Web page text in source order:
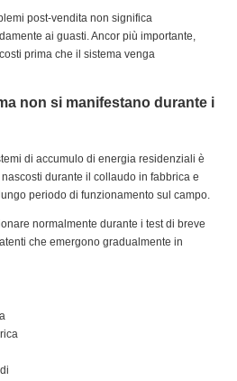
post-vendita non significa
ai guasti. Ancor più importante,
prima che il sistema venga
non si manifestano durante i
di accumulo di energia residenziali è
durante il collaudo in fabbrica e
periodo di funzionamento sul campo.
normalmente durante i test di breve
che emergono gradualmente in